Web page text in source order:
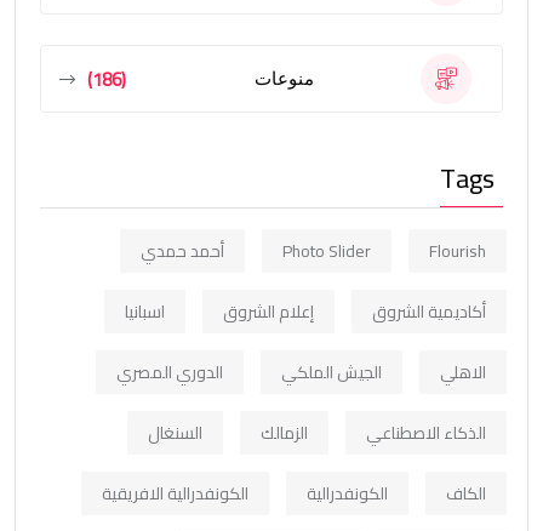
منوعات (186)
Tags
Flourish
Photo Slider
أحمد حمدي
أكاديمية الشروق
إعلام الشروق
اسبانيا
الاهلي
الجيش الملكي
الدوري المصري
الذكاء الاصطناعي
الزمالك
السنغال
الكاف
الكونفدرالية
الكونفدرالية الافريقية